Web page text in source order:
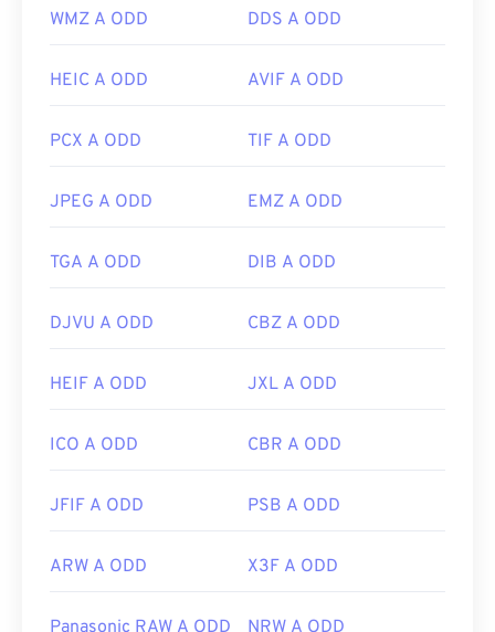
un'applicazione di visualizzazione immagini e
altro formato diffuso. Se non si dispone di
di convertirli tramite il nostro strumento
Sviluppato da:
Link utili:
WMZ A ODD DDS A ODD
HEIC A ODD AVIF A ODD
PCX A ODD TIF A ODD
JPEG A ODD EMZ A ODD
TGA A ODD DIB A ODD
DJVU A ODD CBZ A ODD
HEIF A ODD JXL A ODD
ICO A ODD CBR A ODD
JFIF A ODD PSB A ODD
ARW A ODD X3F A ODD